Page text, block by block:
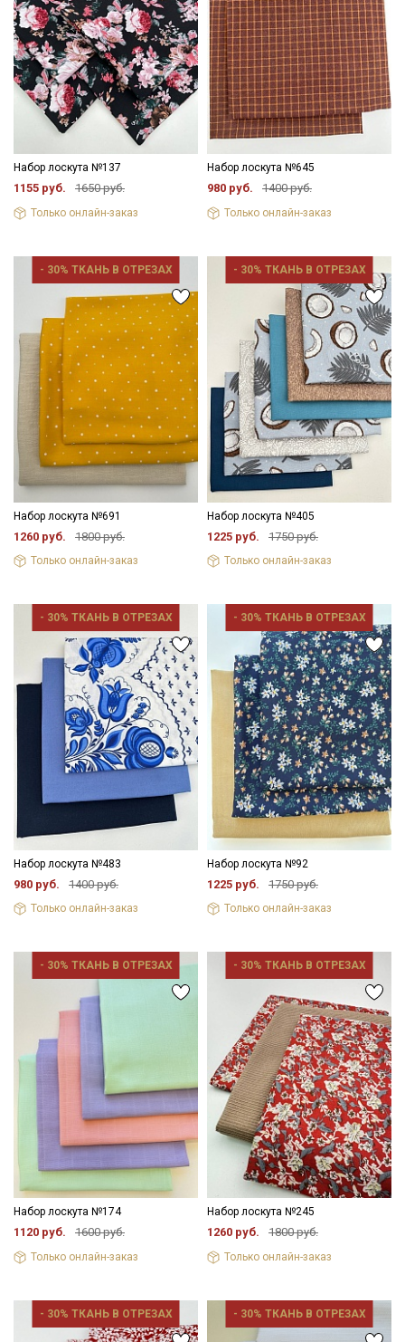
Набор лоскута №137
1155 руб. 1650 руб.
Только онлайн-заказ
Набор лоскута №645
980 руб. 1400 руб.
Только онлайн-заказ
- 30% ТКАНЬ В ОТРЕЗАХ
Набор лоскута №691
1260 руб. 1800 руб.
Только онлайн-заказ
- 30% ТКАНЬ В ОТРЕЗАХ
Набор лоскута №405
1225 руб. 1750 руб.
Только онлайн-заказ
- 30% ТКАНЬ В ОТРЕЗАХ
Набор лоскута №483
980 руб. 1400 руб.
Только онлайн-заказ
- 30% ТКАНЬ В ОТРЕЗАХ
Набор лоскута №92
1225 руб. 1750 руб.
Только онлайн-заказ
- 30% ТКАНЬ В ОТРЕЗАХ
Набор лоскута №174
1120 руб. 1600 руб.
Только онлайн-заказ
- 30% ТКАНЬ В ОТРЕЗАХ
Набор лоскута №245
1260 руб. 1800 руб.
Только онлайн-заказ
- 30% ТКАНЬ В ОТРЕЗАХ - 30% ТКАНЬ В ОТРЕЗАХ
Секретная рассылка от Купава
Мы публикуем здесь дополнительные
промокоды и скидки до 30% на узкие
категории тканей
Электронная почта
Подписаться
Ознакомлен(а) с Политикой обработки персональных
данныхи даю
Согласие на обработку персональных
данных
Даю
Согласие на получение рекламных и
информационных рассылок